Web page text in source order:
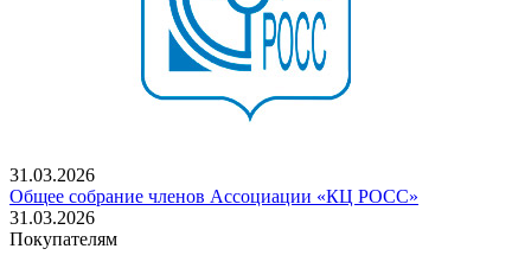
31.03.2026
Общее собрание членов Ассоциации «КЦ РОСС»
31.03.2026
Покупателям